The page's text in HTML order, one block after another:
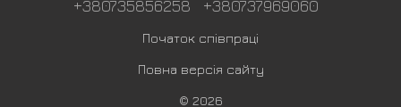
+380735856258 +380737969060
Початок співпраці
Повна версія сайту
© 2026